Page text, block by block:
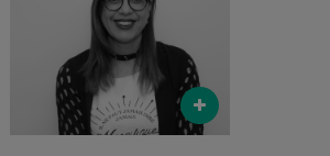
elena.papa@cut.ac.cy
Phone
25002025